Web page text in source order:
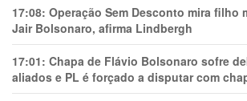
17:08: Operação Sem Desconto mira filho
Jair Bolsonaro, afirma Lindbergh
17:01: Chapa de Flávio Bolsonaro sofre
aliados e PL é forçado a disputar com